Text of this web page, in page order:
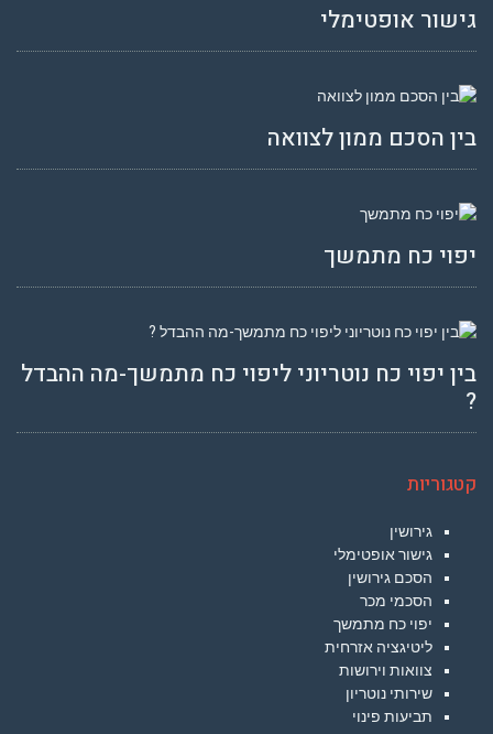
גישור אופטימלי
בין הסכם ממון לצוואה
יפוי כח מתמשך
בין יפוי כח נוטריוני ליפוי כח מתמשך-מה ההבדל
?
קטגוריות
גירושין
גישור אופטימלי
הסכם גירושין
הסכמי מכר
יפוי כח מתמשך
ליטיגציה אזרחית
צוואות וירושות
שירותי נוטריון
תביעות פינוי